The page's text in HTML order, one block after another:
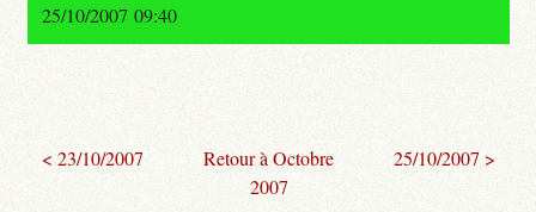
25/10/2007 09:40
< 23/10/2007
Retour à Octobre
2007
25/10/2007 >